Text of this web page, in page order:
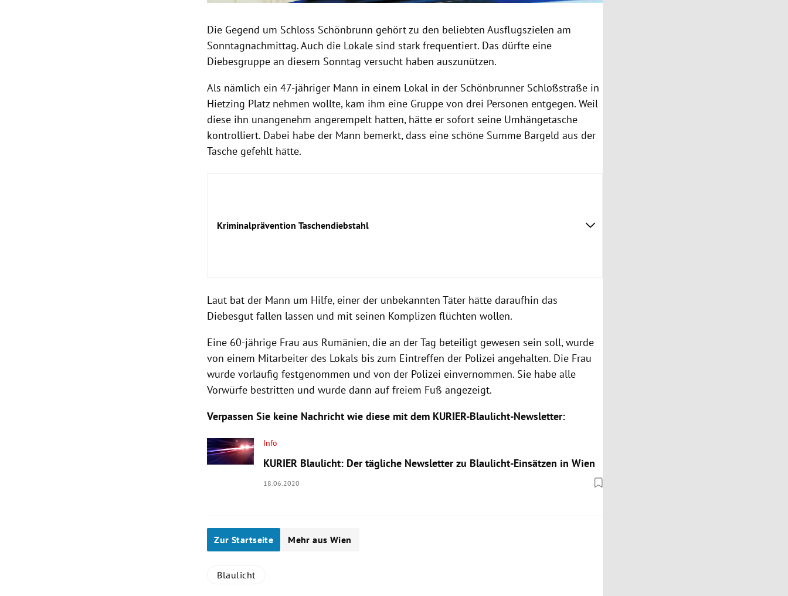
Die Gegend um Schloss Schönbrunn gehört zu den beliebten Ausflugszielen am
Sonntagnachmittag. Auch die Lokale sind stark frequentiert. Das dürfte eine
Diebesgruppe an diesem Sonntag versucht haben auszunützen.
Als nämlich ein 47-jähriger Mann in einem Lokal in der Schönbrunner Schloßstraße in
Hietzing Platz nehmen wollte, kam ihm eine Gruppe von drei Personen entgegen. Weil
diese ihn unangenehm angerempelt hatten, hätte er sofort seine Umhängetasche
kontrolliert. Dabei habe der Mann bemerkt, dass eine schöne Summe Bargeld aus der
Tasche gefehlt hätte.
Kriminalprävention Taschendiebstahl
Laut bat der Mann um Hilfe, einer der unbekannten Täter hätte daraufhin das
Diebesgut fallen lassen und mit seinen Komplizen flüchten wollen.
Eine 60-jährige Frau aus Rumänien, die an der Tag beteiligt gewesen sein soll, wurde
von einem Mitarbeiter des Lokals bis zum Eintreffen der Polizei angehalten. Die Frau
wurde vorläufig festgenommen und von der Polizei einvernommen. Sie habe alle
Vorwürfe bestritten und wurde dann auf freiem Fuß angezeigt.
Verpassen Sie keine Nachricht wie diese mit dem KURIER-Blaulicht-Newsletter:
Info
KURIER Blaulicht: Der tägliche Newsletter zu Blaulicht-Einsätzen in Wien
18.06.2020
Zur Startseite Mehr aus Wien
Blaulicht